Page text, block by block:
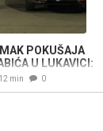
POKUŠAJA
U LUKAVICI:
dok je šetao psa, pa
min 0